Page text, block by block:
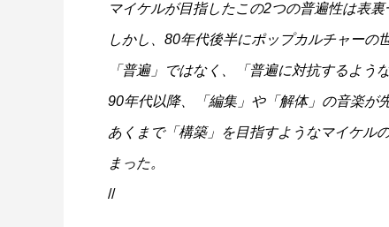
マイケルが目指したこの2つの普遍性は表
しかし、80年代後半にポップカルチャーの
「普遍」ではなく、「普遍に対抗するよう
90年代以降、「編集」や「解体」の音楽が
あくまで「構築」を目指すようなマイケル
まった。
//